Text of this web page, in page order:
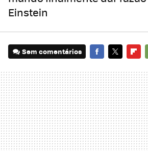
Einstein
Sem comentários